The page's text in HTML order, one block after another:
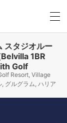
スタジオルー
1BR
Golf
Resort, Village
グルグラム, ハリア